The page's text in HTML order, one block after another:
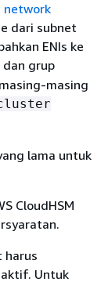
network
dari subnet
ENIs ke
dan grup
masing
cluster
lama untuk
CloudHSM
harus
Untuk